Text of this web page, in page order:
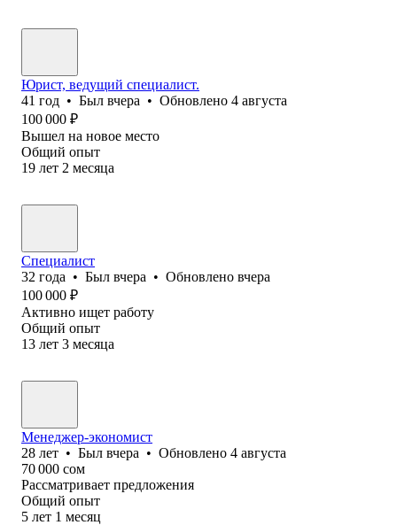
Юрист, ведущий специалист.
41 год • Был вчера • Обновлено 4 августа
100 000 ₽
Вышел на новое место
Общий опыт
19 лет 2 месяца
Специалист
32 года • Был вчера • Обновлено вчера
100 000 ₽
Активно ищет работу
Общий опыт
13 лет 3 месяца
Менеджер-экономист
28 лет • Был вчера • Обновлено 4 августа
70 000 сом
Рассматривает предложения
Общий опыт
5 лет 1 месяц